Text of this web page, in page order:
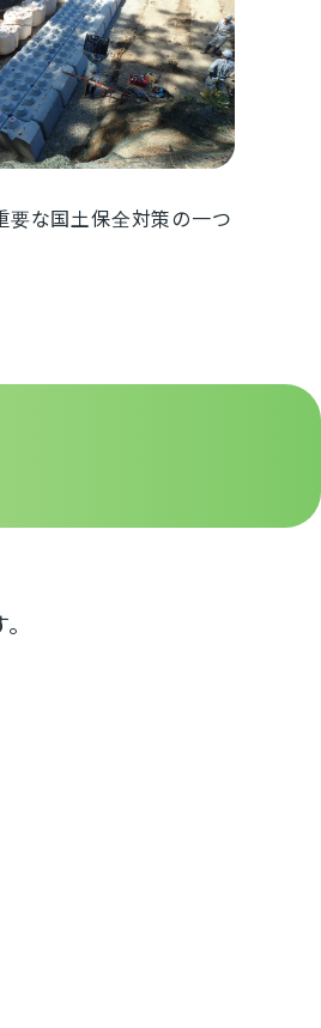
な国土保全対策の一つ